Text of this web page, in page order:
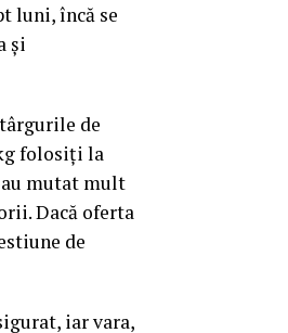
luni, încă se
și
de
folosiți la
mutat mult
Dacă oferta
de
iar vara,